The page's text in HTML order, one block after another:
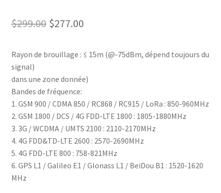
$299.00 Le
initial
était :
$299.00.
$277.00Le
actuel
est :
Rayon de brouillage : ≤ 15m (@-75dBm, dépend toujours du
signal)
dans une zone donnée)
Bandes de fréquence:
1. GSM 900 / CDMA 850 / RC868 / RC915 / LoRa : 850-960MHz
2. GSM 1800 / DCS / 4G FDD-LTE 1800 : 1805-1880MHz
3. 3G / WCDMA / UMTS 2100 : 2110-2170MHz
4. 4G FDD&TD-LTE 2600 : 2570-2690MHz
5. 4G FDD-LTE 800 : 758-821MHz
6. GPS L1 / Galileo E1 / Glonass L1 / BeiDou B1 : 1520-1620
MHz